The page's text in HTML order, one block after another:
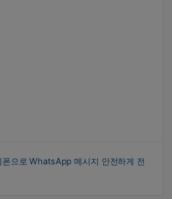
폰으로 WhatsApp 메시지 안전하게 전